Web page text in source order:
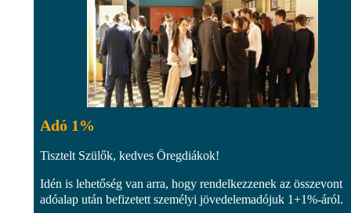
Adó 1%
Tisztelt Szülők, kedves Öregdiákok!
Idén is lehetőség van arra, hogy rendelkezzenek az összevont
adóalap után befizetett személyi jövedelemadójuk 1+1%-áról.